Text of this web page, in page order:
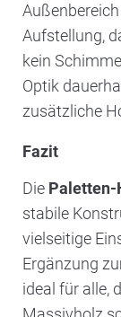
Aufstellung,
kein
Optik
zusätzliche
Fazit
Die Paletten-
stabile
vielseitige
Ergänzung
ideal für alle,